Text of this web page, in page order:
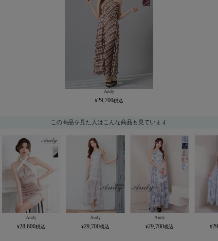
Andy
29,700
この商品を見た人はこんな商品も見ています
Andy
28,600
Andy
29,700
Andy
29,700